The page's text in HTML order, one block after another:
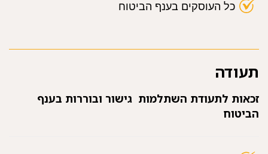
כל העוסקים בענף הביטוח
תעודה
זכאות לתעודת השתלמות גישור ובוררות בענף
הביטוח